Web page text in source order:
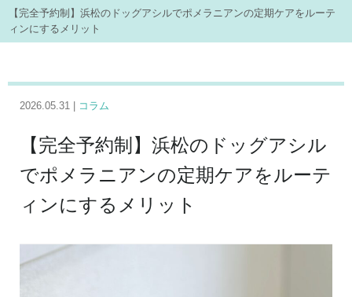
【完全予約制】浜松のドッグアシルでポメラニアンの定期ケアをルーテ
ィンにするメリット
2026.05.31 | コラム
【完全予約制】浜松のドッグアシル
でポメラニアンの定期ケアをルーテ
ィンにするメリット